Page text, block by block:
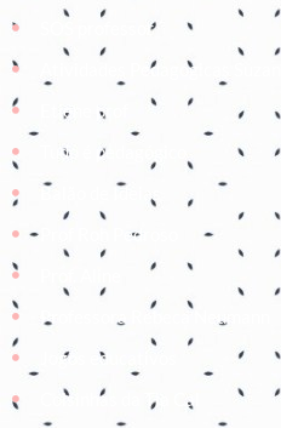
SOS professor
Atividades Pedagógicas Suzano
Etiene prof
Tudo é pedagógico
Balão de Ideias
Prof Roh Pedroso
Professora Rebeca Neumann
Jogos educativos
Coisinhas da Tia Cal